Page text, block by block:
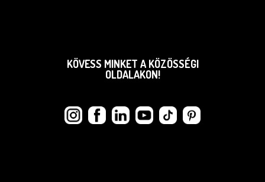
KÖVESS MINKET A KÖZÖSSÉGI
OLDALAKON!